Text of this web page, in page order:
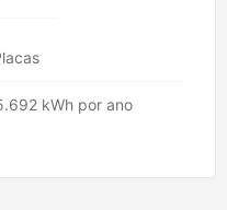
kWh por ano